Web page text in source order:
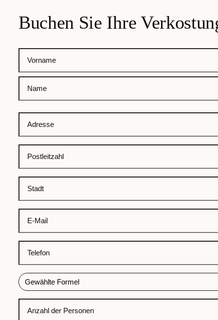
Buchen Sie Ihre
Name
Vorname
Adresse
Postleitzahl
Stadt
E-
Mail
Telefon
Gewählte
Formel
Anzahl
der